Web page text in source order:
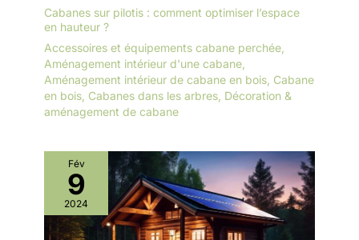
Cabanes sur pilotis : comment optimiser l’espace
en hauteur ?
Accessoires et équipements cabane perchée
Aménagement intérieur d'une cabane
Aménagement intérieur de cabane en bois Cabane
en bois Cabanes dans les arbres Décoration &
aménagement de cabane
Fév
9
2024